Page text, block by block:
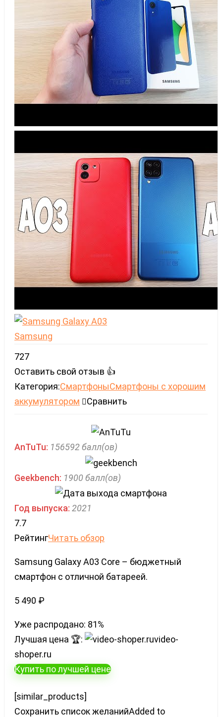
Samsung
727
Оставить свой отзыв 👍
Категория:CмартфоныСмартфоны с хорошим
аккумулятором
Сравнить
AnTuTu: 156592 балл(ов)
Geekbench: 1900 балл(ов)
Год выпуска: 2021
7.7
РейтингЧитать обзор
Samsung Galaxy A03 Core – бюджетный
смартфон с отличной батареей.
5 490 ₽
Уже распродано: 81%
Лучшая цена 🏆:
video-
shoper.ru
Купить по лучшей цене
[similar_products]
Сохранить список желанийAdded to